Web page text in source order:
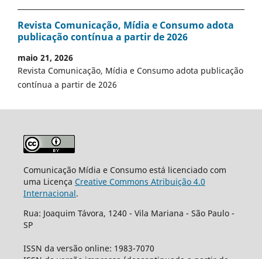
Revista Comunicação, Mídia e Consumo adota
publicação contínua a partir de 2026
maio 21, 2026
Revista Comunicação, Mídia e Consumo adota publicação
contínua a partir de 2026
Comunicação Mídia e Consumo está licenciado com
uma Licença Creative Commons Atribuição 4.0
Internacional.
Rua: Joaquim Távora, 1240 - Vila Mariana - São Paulo -
SP
ISSN da versão online: 1983-7070